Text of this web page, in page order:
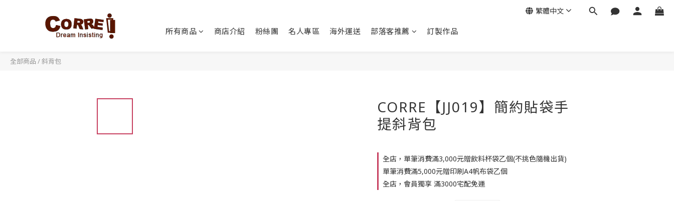
所有商品 商店介紹 粉絲團 名人專區 海外運送 部落客推薦 訂製作品
繁體中文
全部商品 /斜背包
CORRE【JJ019】簡約貼袋手
提斜背包
全店，單筆消費滿3,000元贈飲料杯袋乙個(不挑色隨機出貨)
單筆消費滿5,000元贈印刷A4帆布袋乙個
全店，會員獨享 滿3000宅配免運